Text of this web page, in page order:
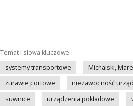
Temat i słowa kluczowe:
systemy transportowe
Michalski,
żurawie portowe
niezawodność
suwnice
urządzenia pokładowe